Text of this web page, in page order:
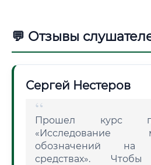
💬 Отзывы
Сергей Нестеров
Прошел курс
«Исследование
обозначений на
средствах». Чтобы